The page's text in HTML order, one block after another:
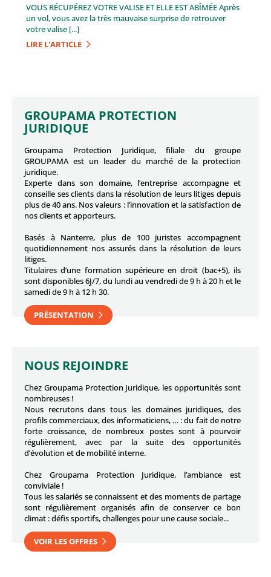
VOUS RÉCUPÉREZ VOTRE VALISE ET ELLE EST ABÎMÉE Après
un vol, vous avez la très mauvaise surprise de retrouver
votre valise [...]
LIRE L'ARTICLE
GROUPAMA PROTECTION
JURIDIQUE
Groupama Protection Juridique, filiale du groupe
GROUPAMA est un leader du marché de la protection
juridique.
Experte dans son domaine, l’entreprise accompagne et
conseille ses clients dans la résolution de leurs litiges depuis
plus de 40 ans. Nos valeurs : l’innovation et la satisfaction de
nos clients et apporteurs.
Basés à Nanterre, plus de 100 juristes accompagnent
quotidiennement nos assurés dans la résolution de leurs
litiges.
Titulaires d’une formation supérieure en droit (bac+5), ils
sont disponibles 6J/7, du lundi au vendredi de 9 h à 20 h et le
samedi de 9 h à 12 h 30.
PRÉSENTATION
NOUS REJOINDRE
Chez Groupama Protection Juridique, les opportunités sont
nombreuses !
Nous recrutons dans tous les domaines juridiques, des
profils commerciaux, des informaticiens, … : du fait de notre
forte croissance, de nombreux postes sont à pourvoir
régulièrement, avec par la suite des opportunités
d’évolution et de mobilité interne.
Chez Groupama Protection Juridique, l’ambiance est
conviviale !
Tous les salariés se connaissent et des moments de partage
sont régulièrement organisés afin de conserver ce bon
climat : défis sportifs, challenges pour une cause sociale...
VOIR LES OFFRES